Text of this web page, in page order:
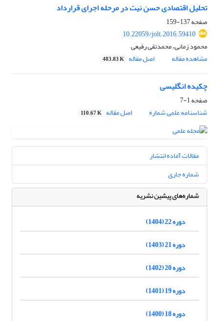
تحلیل اقتصادی حسن نیت در مرحله اجرای قرارداد
صفحه137-159
10.22059/jolt.2016.59410
محمود زمانی، محمدتقی رفیعی
مشاهده مقاله
اصل مقاله 483.83 K
چکیده انگلیسی
صفحه1-7
شناسنامه علمی شماره
اصل مقاله 110.67 K
مقالات آماده انتشار
شماره جاری
شماره‌های پیشین نشریه
دوره 22 (1404)
دوره 21 (1403)
دوره 20 (1402)
دوره 19 (1401)
دوره 18 (1400)